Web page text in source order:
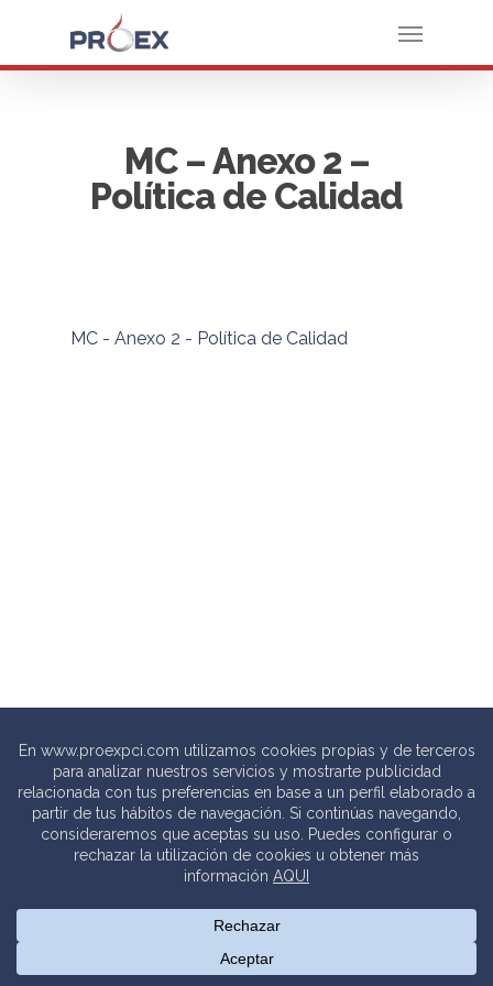
MC – Anexo 2 –
Política de Calidad
MC - Anexo 2 - Política de Calidad
© 2020 PROEXPCI. PROTECCIÓN CONTRA INCENDIOS SL
Thebits_Creative Studio |Política de privacidad.